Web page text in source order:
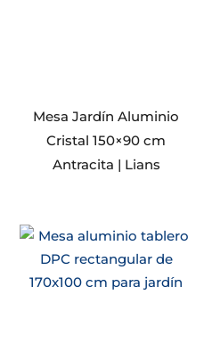
Mesa Jardín Aluminio
Cristal 150×90 cm
Antracita | Lians